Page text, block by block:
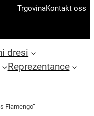
TrgovinaKontakt oss
dresi
Reprezentance
Flamengo”